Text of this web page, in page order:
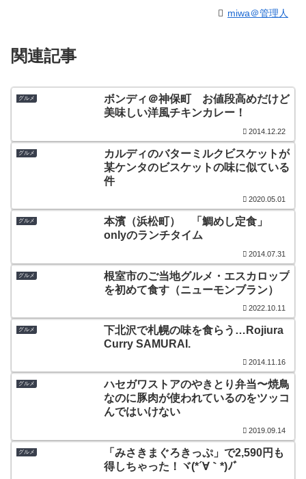
miwa＠管理人
関連記事
グルメ
ボンディ＠神保町 お値段高めだけど
美味しい洋風チキンカレー！
2014.12.22
グルメ
カルディのバターミルクビスケットが
某ケンタのビスケットの味に似ている
件
2020.05.01
グルメ
本濱（浜松町） 「鯛めし定食」
onlyのランチタイム
2014.07.31
グルメ
根室市のご当地グルメ・エスカロップ
を初めて食す（ニューモンブラン）
2022.10.11
グルメ
下北沢で札幌の味を食らう…Rojiura
Curry SAMURAI.
2014.11.16
グルメ
ハセガワストアのやきとり弁当〜焼鳥
なのに豚肉が使われているのをツッコ
んではいけない
2019.09.14
グルメ
「みさきまぐろきっぷ」で2,590円も
得しちゃった！ヾ(*´∀｀*)ﾉ゛